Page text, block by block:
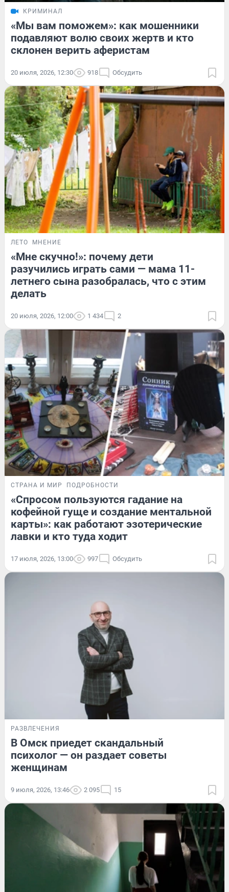
КРИМИНАЛ
«Мы вам поможем»: как мошенники
подавляют волю своих жертв и кто
склонен верить аферистам
20 июля, 2026, 12:30 918 Обсудить
ЛЕТО МНЕНИЕ
«Мне скучно!»: почему дети
разучились играть сами — мама 11-
летнего сына разобралась, что с этим
делать
20 июля, 2026, 12:00 1 434 2
СТРАНА И МИР ПОДРОБНОСТИ
«Спросом пользуются гадание на
кофейной гуще и создание ментальной
карты»: как работают эзотерические
лавки и кто туда ходит
17 июля, 2026, 13:00 997 Обсудить
РАЗВЛЕЧЕНИЯ
В Омск приедет скандальный
психолог — он раздает советы
женщинам
9 июля, 2026, 13:46 2 095 15